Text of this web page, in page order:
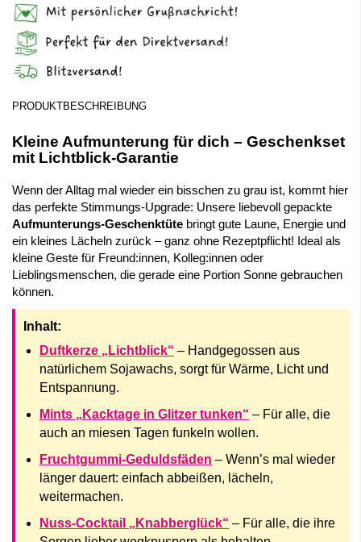
PRODUKTBESCHREIBUNG
Kleine Aufmunterung für dich – Geschenkset
mit Lichtblick-Garantie
Wenn der Alltag mal wieder ein bisschen zu grau ist, kommt hier
das perfekte Stimmungs-Upgrade: Unsere liebevoll gepackte
Aufmunterungs-Geschenktüte bringt gute Laune, Energie und
ein kleines Lächeln zurück – ganz ohne Rezeptpflicht! Ideal als
kleine Geste für Freund:innen, Kolleg:innen oder
Lieblingsmenschen, die gerade eine Portion Sonne gebrauchen
können.
Inhalt:
Duftkerze „Lichtblick“ – Handgegossen aus
natürlichem Sojawachs, sorgt für Wärme, Licht und
Entspannung.
Mints „Kacktage in Glitzer tunken“ – Für alle, die
auch an miesen Tagen funkeln wollen.
Fruchtgummi-Geduldsfäden – Wenn’s mal wieder
länger dauert: einfach abbeißen, lächeln,
weitermachen.
Nuss-Cocktail „Knabberglück“ – Für alle, die ihre